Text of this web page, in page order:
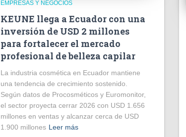
EMPRESAS Y NEGOCIOS
KEUNE llega a Ecuador con una
inversión de USD 2 millones
para fortalecer el mercado
profesional de belleza capilar
La industria cosmética en Ecuador mantiene
una tendencia de crecimiento sostenido.
Según datos de Procosméticos y Euromonitor,
el sector proyecta cerrar 2026 con USD 1.656
millones en ventas y alcanzar cerca de USD
1.900 millones Leer más